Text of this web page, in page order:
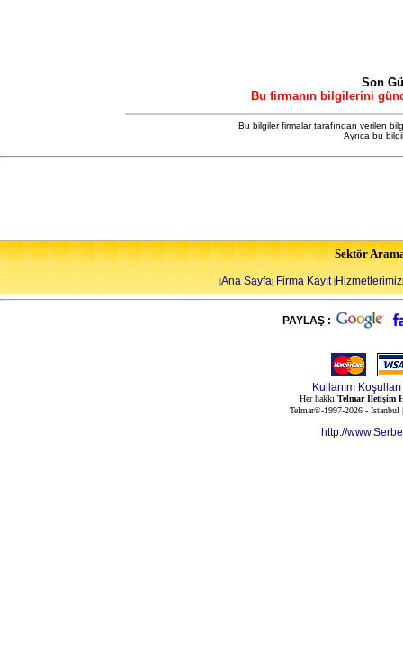
Son
Bu firmanın bilgilerini
Bu bilgiler firmalar tarafından verilen
Ayrıca bu
Sektör
|Ana Sayfa| Firma Kayıt|Hizmetlerimiz|
PAYLAŞ :
Kullanım Koşulları
Her hakkı Telmar İletişim
Telmar©-1997-2026 -
http://